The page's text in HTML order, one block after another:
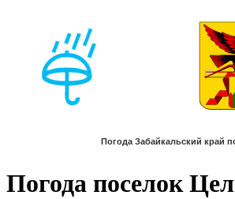
Погода поселок